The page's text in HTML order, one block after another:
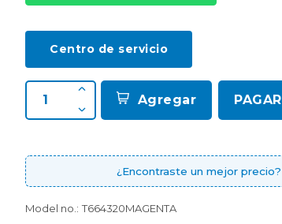
Centro de servicio
Agregar PAGAR
¿Encontraste un mejor precio?
Model no.: T664320MAGENTA